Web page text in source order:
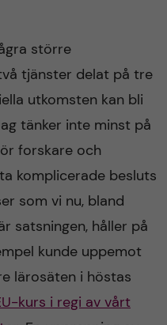
större
tjänster delat på tre
utkomsten kan bli
tänker inte minst på
forskare och
komplicerade besluts
som vi nu, bland
satsningen, håller på
kunde uppemot
lärosäten i höstas
kurs i regi av vårt